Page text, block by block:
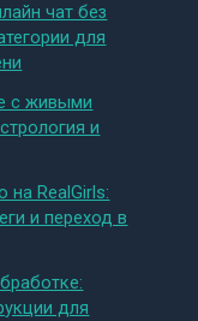
чат без
для
с живыми
и
на RealGirls:
и переход в
для